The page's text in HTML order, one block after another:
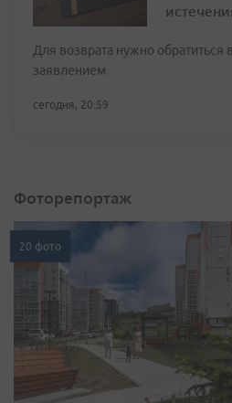
Для возврата нужно обратиться
заявлением
сегодня, 20:59
Фоторепортаж
20 фото